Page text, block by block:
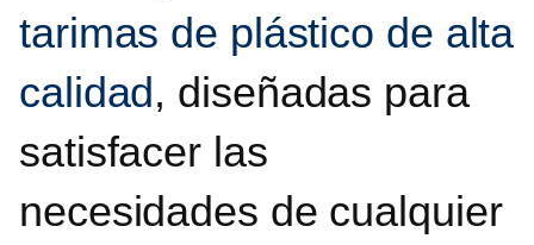
tarimas de plástico de alta
calidad, diseñadas para
satisfacer las
necesidades de cualquier